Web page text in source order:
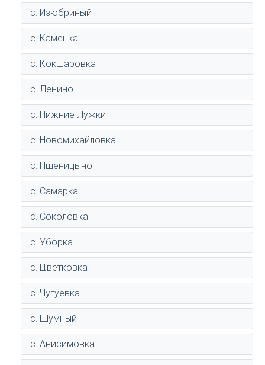
с. Изюбриный
с. Каменка
с. Кокшаровка
с. Ленино
с. Нижние Лужки
с. Новомихайловка
с. Пшеницыно
с. Самарка
с. Соколовка
с. Уборка
с. Цветковка
с. Чугуевка
с. Шумный
с. Анисимовка